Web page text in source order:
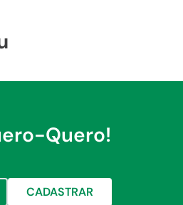
Quero!
CADASTRAR